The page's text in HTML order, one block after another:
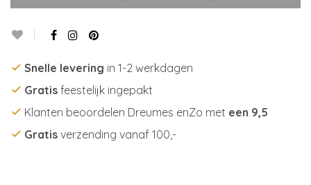
Snelle levering in 1-2 werkdagen
Gratis feestelijk ingepakt
Klanten beoordelen Dreumes enZo met een 9,5
Gratis verzending vanaf 100,-